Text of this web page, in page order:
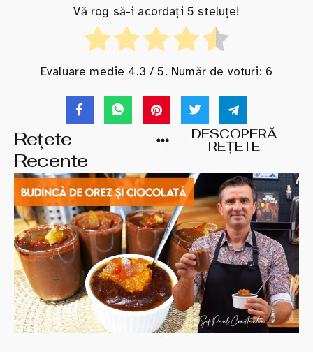
Vă rog să-i acordați 5 steluțe!
Evaluare medie 4.3 / 5. Număr de voturi: 6
Rețete
Recente
DESCOPERĂ
REȚETE